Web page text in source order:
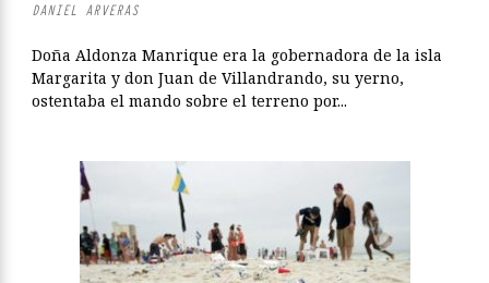
DANIEL ARVERAS
Doña Aldonza Manrique era la gobernadora de la isla
Margarita y don Juan de Villandrando, su yerno,
ostentaba el mando sobre el terreno por...